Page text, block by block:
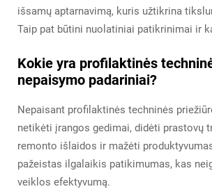
išsamų aptarnavimą, kuris užtikrina
Taip pat būtini nuolatiniai patikrinimai ir
Kokie yra profilaktinės
nepaisymo padariniai?
Nepaisant profilaktinės techninės
netikėti įrangos gedimai, didėti prastovų
remonto išlaidos ir mažėti
pažeistas ilgalaikis patikimumas, kas
veiklos efektyvumą.